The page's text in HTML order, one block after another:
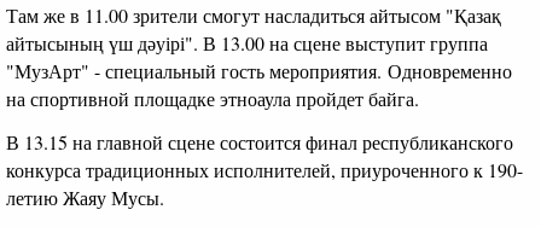
Там же в 11.00 зрители смогут насладиться айтысом "Қазақ
айтысының үш дәуірі". В 13.00 на сцене выступит группа
"МузАрт" - специальный гость мероприятия. Одновременно
на спортивной площадке этноаула пройдет байга.
В 13.15 на главной сцене состоится финал республиканского
конкурса традиционных исполнителей, приуроченного к 190-
летию Жаяу Мусы.